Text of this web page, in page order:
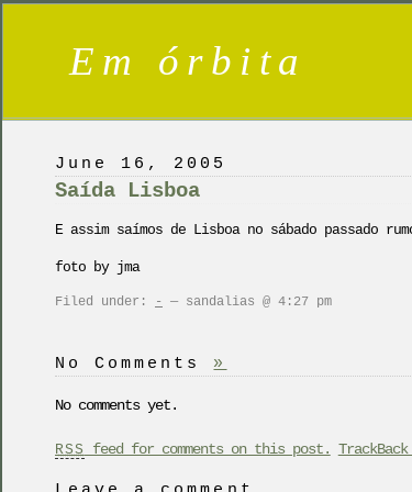
Em órbita
June 16, 2005
Saída Lisboa
E assim saímos de Lisboa no sábado passado
foto by jma
Filed under: - — sandalias @ 4:27 pm
No Comments »
No comments yet.
RSS feed for comments on this post. TrackBack